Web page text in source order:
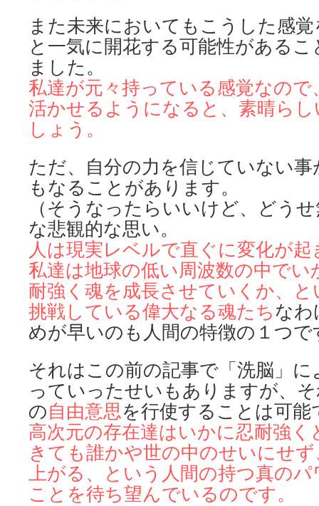
また未来においてもこうした感
と一気に開花する可能性がある
ました。
私達が元々持っている感覚なので
活かせるようになると、素晴ら
しょう。
ただ、自分の力を信じていない
もなることがあります。
（そうなったらいいけど、どう
な悲観的な思い。
人は現実レベルで直ぐに変化が
私達は地球の低い周波数の中でい
耐強く魂を成長させていくか、
挑戦している偉大なる魂たちなわ
めが早いのも人間の特徴の１つで
それはこの前の記事で「洗脳」
っていったせいもありますが、
の自由意思を行使することは可能
高次元の存在達はいかに忍耐強く
きても誰かや世の中のせいにせ
上がる、という人間の持つ真の
ことを待ち望んでいるのです。